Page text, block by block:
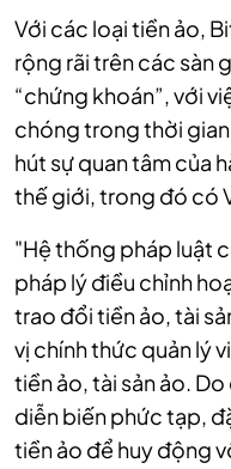
Với các loại tiền ảo,
rộng rãi trên các sàn
“chứng khoán”, với
chóng trong thời
hút sự quan tâm của
thế giới, trong đó có
"Hệ thống pháp luật
pháp lý điều chỉnh
trao đổi tiền ảo, tài
vị chính thức quản lý
tiền ảo, tài sản ảo.
diễn biến phức tạp,
tiền ảo để huy động